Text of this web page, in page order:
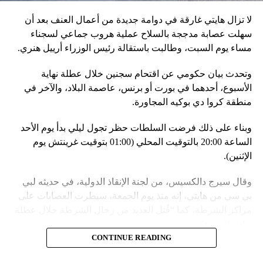
في السياق، أشار رئيس أركان القوات المسلّحة البيلاروسية
الجنرال فيكتور غوليفيتش إلى أنّه «في إطار هذا الحدث، تمّت
احتياطي»، لافتاً إلى أنّه «فور إنجاز عملية الانتشار هذه،
سنستعرض المسائل المتعلّقة بالاستعدادات لاستخدام الأسلحة
النووية غير الاستراتيجية».
وفي أوكرانيا، فكّكت أجهزة الأمن شبكة من العملاء التابعين
لجهاز الأمن الفدرالي الروسي «كانوا يعدّون لاغتيال الرئيس
الأوكراني» فولوديمير زيلينسكي ومسؤولين كبار آخرين، مثل
أوامر من موسكو. وأوقفت الأجهزة الأوكرانية ضابطَي أمن،
مشيرةً إلى أن المشتبه فيهما اللذَين أوقفا «شخصان برتبة
الحكوميين.
لا تزال هايتي غارقة في دوامة جديدة من أعمال العنف بعد أن
سهلت عصابة مدججة بالسلاح عملية هروب جماعي لسجناء
مساء يوم السبت، وطالبت باستقالة رئيس الوزراء أرييل هنري.
وتحدث بيان حكومي عن اقتحام سجنين خلال عطلة نهاية
الأسبوع، أحدهما في بورت أو برنس، عاصمة البلاد، والآخر في
منطقة كروا دي بوكيه المجاورة.
وبناء على ذلك فرضت السلطات حظر تجول ليلي بدأ يوم الأحد
الساعة 20:00 بالتوقيت المحلي (01:00 بتوقيت غرينتش يوم
الإثنين).
وقال سيرج دالكسيس، من لجنة الإنقاذ الدولية، في حديثه لبي
بي سي من هايتي، إنه منذ يوم الجمعة، سيطرت العصابات على
وأدى ذلك إلى تشتيت انتباه السلطات وتسهيل تنفيذ هجوم منسق
CONTINUE READING